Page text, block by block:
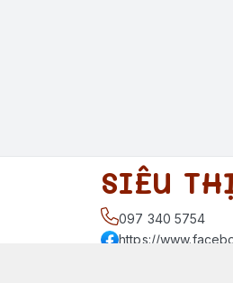
SIÊU
097 340 5754
https://